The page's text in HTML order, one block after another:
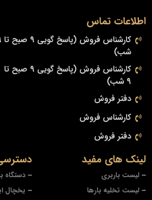
دستگاه
یخچال
لینک های مفید
لیست باربری
لیست تخلیه بارها
اطلاعات تماس
کارشناس
شب)
کارشناس فروش (پاسخ گویی 9 صبح تا
9 شب)
دفتر فروش
کارشناس فروش
دفتر فروش